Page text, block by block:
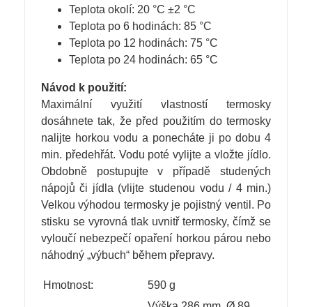
Teplota okolí: 20 °C ±2 °C
Teplota po 6 hodinách: 85 °C
Teplota po 12 hodinách: 75 °C
Teplota po 24 hodinách: 65 °C
Návod k použití:
Maximální využití vlastností termosky
dosáhnete tak, že před použitím do termosky
nalijte horkou vodu a ponecháte ji po dobu 4
min. předehřát. Vodu poté vylijte a vložte jídlo.
Obdobně postupujte v případě studených
nápojů či jídla (vlijte studenou vodu / 4 min.)
Velkou výhodou termosky je pojistný ventil. Po
stisku se vyrovná tlak uvnitř termosky, čímž se
vyloučí nebezpečí opaření horkou párou nebo
náhodný „výbuch“ během přepravy.
Hmotnost:
590 g